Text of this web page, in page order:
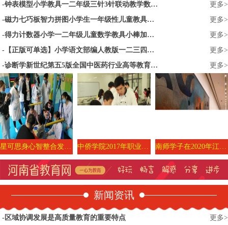
钟表模型小学教具一二年级三针3针联动教学数学教具中大号儿童模拟幼儿园学习认识时间时钟面表的教具学生用
更多>
磁力七巧板智力拼图小学生一年级性儿童教具幼儿园益智玩具二年级
更多>
得力计数器小学一二年级儿童数学教具小棒加减法神器算术启蒙算盘
更多>
【正版可单选】小学语文部编人教版一二三四五六年级上册下册语文书课本教材全套12本一下二下三下四上五上六上下册语文数学英语书
更多>
诊断学新世纪第五5版全国中医药行业高等教育十四五规划教材第十一版供中医学针灸推拿学康复治疗学等专业詹华奎中国中医药出版社
更多>
星可思身心智整合发展中心|深圳感统训练|龙华儿童发展中心|Bodymind婴幼儿运动|身心智智整合发展疗愈师培训 中侨学院2017年职业体验日活动圆满收官 南师学子在2020年江苏省高校音乐美术教育专业大学生基本功展示活动中获佳绩
新闻资讯
区域协调发展是高质量教育的重要特点
更多>